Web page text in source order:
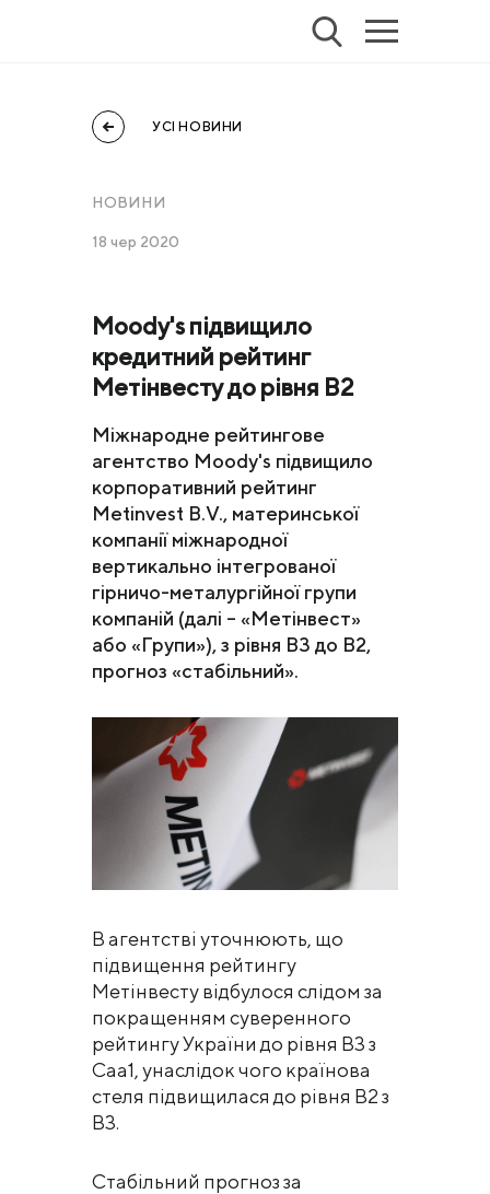
УСІ НОВИНИ
НОВИНИ
18 чер 2020
Moody's підвищило
кредитний рейтинг
Метінвесту до рівня B2
Міжнародне рейтингове
агентство Moody's підвищило
корпоративний рейтинг
Metinvest B.V., материнської
компанії міжнародної
вертикально інтегрованої
гірничо-металургійної групи
компаній (далі – «Метінвест»
або «Групи»), з рівня В3 до B2,
прогноз «стабільний».
В агентстві уточнюють, що
підвищення рейтингу
Метінвесту відбулося слідом за
покращенням суверенного
рейтингу України до рівня В3 з
Саа1, унаслідок чого країнова
стеля підвищилася до рівня В2 з
В3.
Стабільний прогноз за